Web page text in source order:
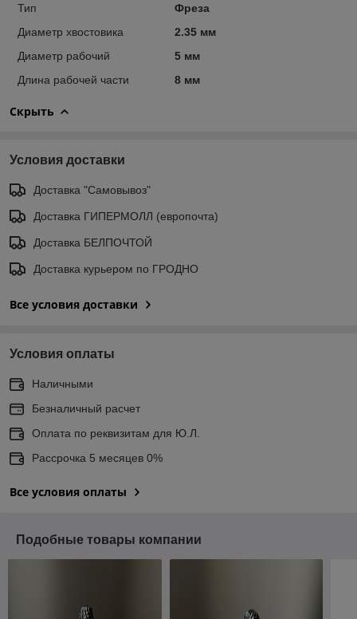
Тип
Фреза
Диаметр хвостовика
2.35 мм
Диаметр рабочий
5 мм
Длина рабочей части
8 мм
Скрыть
Условия доставки
Доставка "Самовывоз"
Доставка ГИПЕРМОЛЛ (европочта)
Доставка БЕЛПОЧТОЙ
Доставка курьером по ГРОДНО
Все условия доставки
Условия оплаты
Наличными
Безналичный расчет
Оплата по реквизитам для Ю.Л.
Рассрочка 5 месяцев 0%
Все условия оплаты
Подобные товары компании